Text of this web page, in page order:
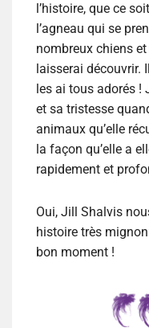
l’histoire, que ce
l’agneau qui se
nombreux chiens
laisserai
les ai tous adorés !
et sa tristesse
animaux qu’elle
la façon qu’elle a
rapidement et
Oui, Jill Shalvis
histoire très
bon moment !